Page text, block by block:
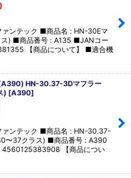
ンテック ■商品名 : HN-30Eマ
ス) ■商品番号 : A135 ■JANコー
【商品について】 ■適合機
HN-30.37-3Dマフラー
) [A390]
ァンテック ■商品名 : HN-30.37-
〜37クラス) ■商品番号 : A390
【商品につい